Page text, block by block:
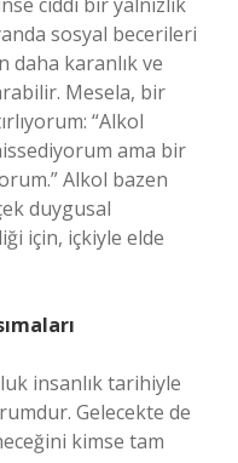
sosyal becerileri
daha karanlık ve
Mesela, bir
“Alkol
ama bir
Alkol bazen
duygusal
için, içkiyle elde
insanlık tarihiyle
Gelecekte de
kimse tam